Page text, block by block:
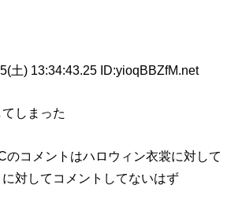
土) 13:34:43.25 ID:yioqBBZfM.net
しまった
のコメントはハロウィン衣裳に対して
対してコメントしてないはず